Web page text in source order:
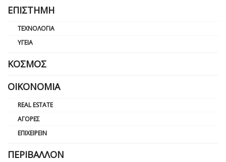
ΕΠΙΣΤΉΜΗ
ΤΕΧΝΟΛΟΓΊΑ
ΥΓΕΊΑ
ΚΌΣΜΟΣ
ΟΙΚΟΝΟΜΊΑ
REAL ESTATE
ΑΓΟΡΈΣ
ΕΠΙΧΕΙΡΕΊΝ
ΠΕΡΙΒΆΛΛΟΝ